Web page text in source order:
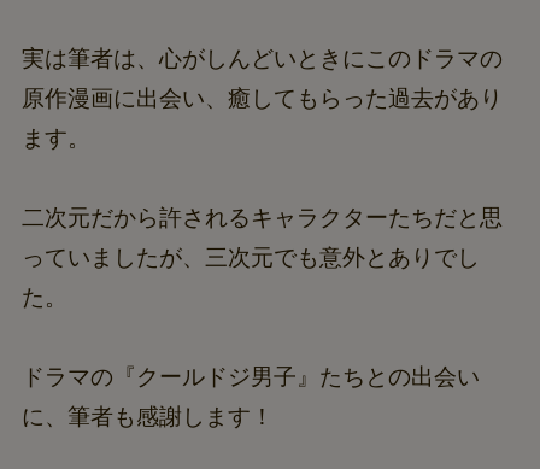
実は筆者は、心がしんどいときにこのドラマの
原作漫画に出会い、癒してもらった過去があり
ます。
二次元だから許されるキャラクターたちだと思
っていましたが、三次元でも意外とありでし
た。
ドラマの『クールドジ男子』たちとの出会い
に、筆者も感謝します！